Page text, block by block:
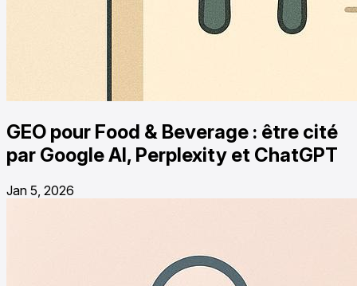
GEO pour Food & Beverage : être cité
par Google AI, Perplexity et ChatGPT
Jan 5, 2026